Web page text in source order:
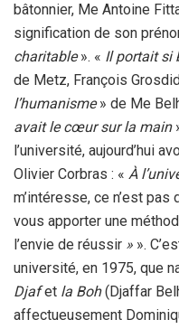
bâtonnier, Me Antoine
signification de son
charitable». « Il portait si
de Metz, François
l’humanisme» de Me
avait le cœur sur la main
l’université, aujourd’hui
Olivier Corbras : « À
m’intéresse, ce n’est pas
vous apporter une
l’envie de réussir » ».
université, en 1975, que
Djafet la Boh(Djaffar
affectueusement